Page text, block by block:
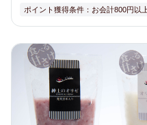
ポイント獲得条件：お会計800円以